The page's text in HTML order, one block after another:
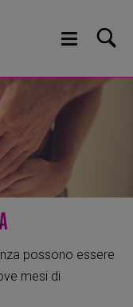
possono essere
mesi di